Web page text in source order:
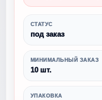
СТАТУС
под заказ
МИНИМАЛЬНЫЙ ЗАКАЗ
10 шт.
УПАКОВКА